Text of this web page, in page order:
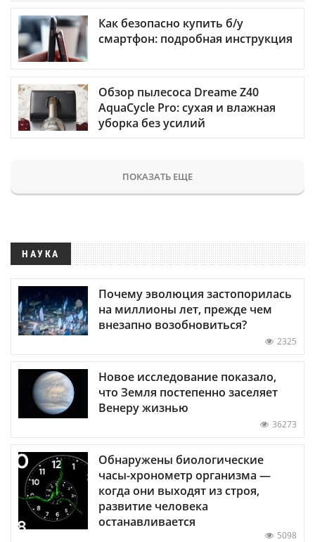
Как безопасно купить б/у
смартфон: подробная инструкция
Обзор пылесоса Dreame Z40
AquaCycle Pro: сухая и влажная
уборка без усилий
ПОКАЗАТЬ ЕЩЕ
НАУКА
Почему эволюция застопорилась
на миллионы лет, прежде чем
внезапно возобновиться?
2325
Новое исследование показало,
что Земля постепенно заселяет
Венеру жизнью
36273
Обнаружены биологические
часы-хронометр организма —
когда они выходят из строя,
развитие человека
останавливается
5098